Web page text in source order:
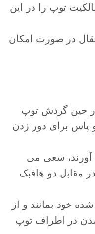
توپ را در این
در صورت امکان
حین گردش توپ
پاس برای دور زدن
آورند، سعی می
مقابل دو هافبک
خود بمانند و از
در اطراف توپ